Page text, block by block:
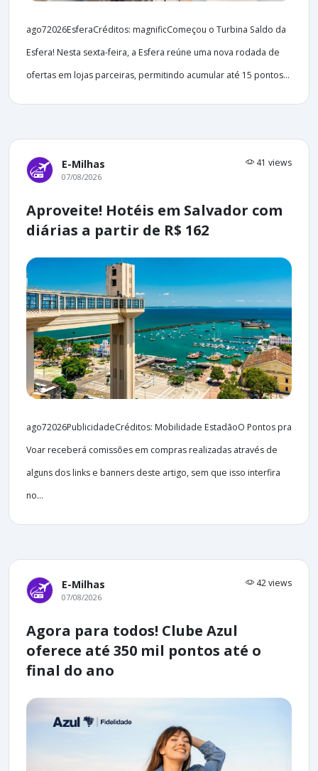
ago72026EsferaCréditos: magnificComeçou o Turbina Saldo da
Esfera! Nesta sexta-feira, a Esfera reúne uma nova rodada de
ofertas em lojas parceiras, permitindo acumular até 15 pontos...
E-Milhas 41 views
07/08/2026
Aproveite! Hotéis em Salvador com
diárias a partir de R$ 162
ago72026PublicidadeCréditos: Mobilidade EstadãoO Pontos pra
Voar receberá comissões em compras realizadas através de
alguns dos links e banners deste artigo, sem que isso interfira
no...
E-Milhas 42 views
07/08/2026
Agora para todos! Clube Azul
oferece até 350 mil pontos até o
final do ano